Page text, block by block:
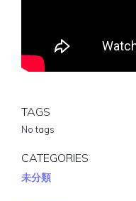
TAGS
No tags
CATEGORIES
未分類